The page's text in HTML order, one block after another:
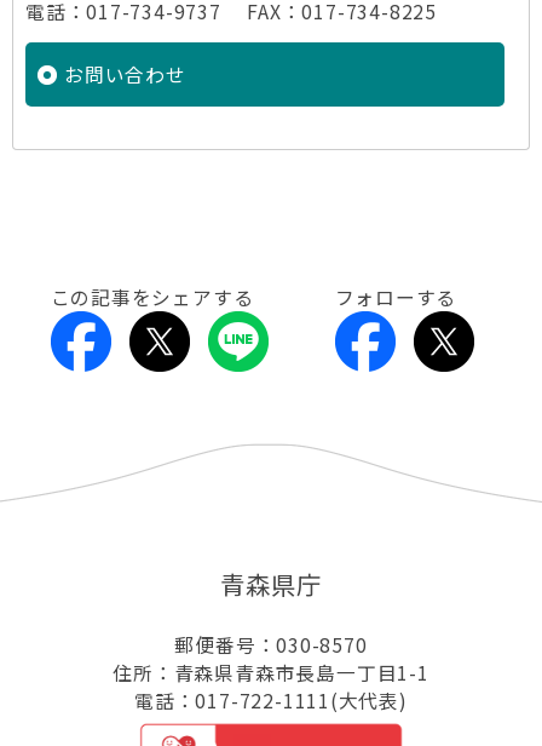
電話：017-734-9737 FAX：017-734-8225
お問い合わせ
この記事をシェアする フォローする
青森県庁
郵便番号：030-8570
住所：青森県青森市長島一丁目1-1
電話：017-722-1111(大代表)